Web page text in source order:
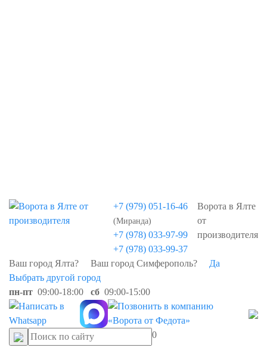
+7 (979) 051-16-46
(Миранда)
+7 (978) 033-97-99
+7 (978) 033-99-37
Ворота в Ялте
от
производителя
Ваш город Ялта? Ваш город Симферополь?
Да
Выбрать другой город
пн-пт 09:00-18:00 сб 09:00-15:00
0